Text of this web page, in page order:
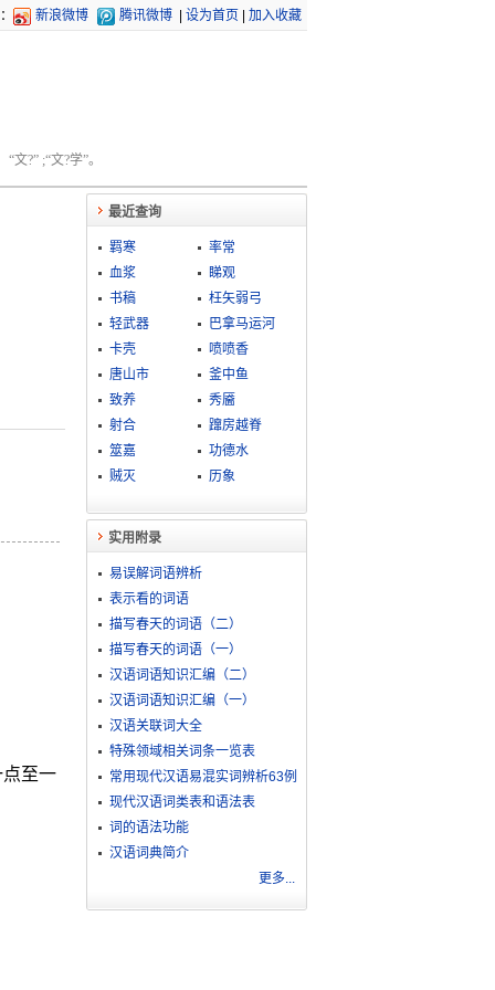
新浪微博 腾讯微博 设为首页 加入收藏
?” ;“文?学”。
至一
最近查询
羁寒
率常
血浆
睇观
书稿
枉矢弱弓
轻武器
巴拿马运河
卡壳
喷喷香
唐山市
釜中鱼
致养
秀靥
射合
蹿房越脊
筮嘉
功德水
贼灭
历象
实用附录
易误解词语辨析
表示看的词语
描写春天的词语（二）
描写春天的词语（一）
汉语词语知识汇编（二）
汉语词语知识汇编（一）
汉语关联词大全
特殊领域相关词条一览表
常用现代汉语易混实词辨析63例
现代汉语词类表和语法表
词的语法功能
汉语词典简介
更多...